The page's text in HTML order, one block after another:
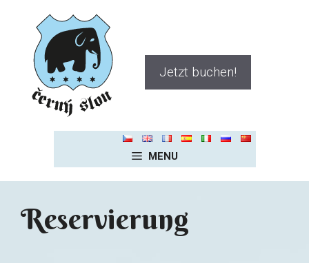
springen
Jetzt buchen!
MENU
Reservierung